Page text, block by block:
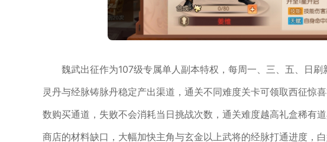
魏武出征作为107级专属单人副本特权，每周一、三、五、日
灵丹与经脉铸脉丹稳定产出渠道，通关不同难度关卡可领取西征惊
数购买通道，失败不会消耗当日挑战次数，通关难度越高礼盒稀有
商店的材料缺口，大幅加快主角与玄金以上武将的经脉打通进度，